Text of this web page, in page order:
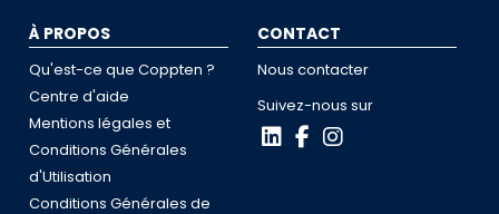
À PROPOS
Qu'est-ce que Coppten ?
Centre d'aide
Mentions légales et
Conditions Générales
d'Utilisation
Conditions Générales de
CONTACT
Nous contacter
Suivez-nous sur